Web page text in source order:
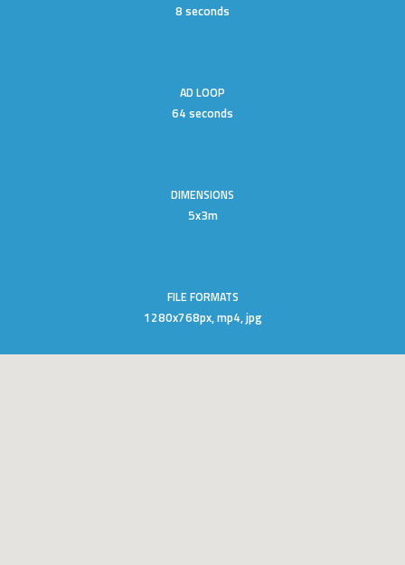
8 seconds
AD LOOP
64 seconds
DIMENSIONS
5x3m
FILE FORMATS
1280x768px, mp4, jpg